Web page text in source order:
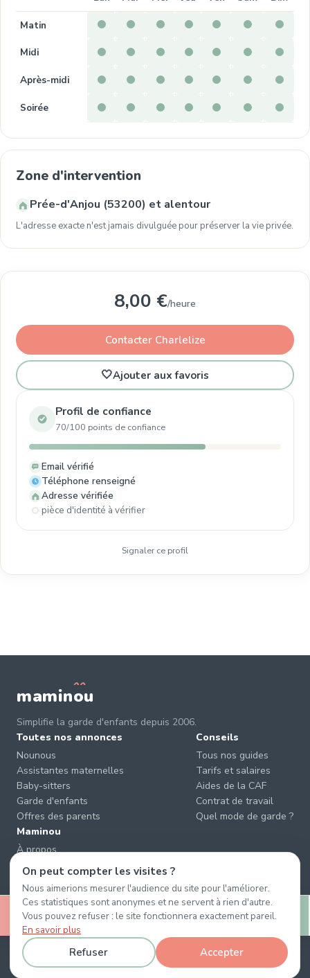
Matin
Midi
Après-midi
Soirée
Zone d'intervention
Prée-d'Anjou (53200) et alentour
L'adresse exacte n'est jamais divulguée pour préserver la vie privée.
8,00 €/heure
Contacter Charlelize
🤍Ajouter aux favoris
Profil de confiance
70/100 points de confiance
Email vérifié
Téléphone renseigné
Adresse vérifiée
pièce d'identité à vérifier
Signaler ce profil
🤍
maminou
Simplifie la garde d'enfants depuis 2006.
Toutes nos annonces
Nounous
Assistantes maternelles
Baby-sitters
Garde d'enfants
Offres des parents
Conseils
Tous nos guides
Tarifs et salaires
Aides de la CAF
Contrat de travail
Quel mode de garde ?
Maminou
À propos
Nous contacter
Éviter les arnaques
CGU & CGV
Confidentialité
© 2026 Maminou · Sans surtaxe, sans engagement. ·
Gérer les cookies
On peut compter les visites ?
Nous aimerions mesurer l'audience du site pour l'améliorer.
Ces statistiques sont anonymes et ne servent à rien d'autre.
Vous pouvez refuser : le site fonctionnera exactement pareil.
En savoir plus
Refuser Accepter